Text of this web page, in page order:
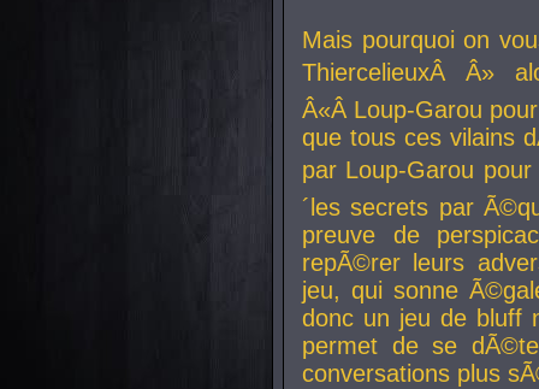
Mais pourquoi on
ThiercelieuxÂ Â»
Â«Â Loup-Garou
que tous ces vilains
par Loup-Garou
´les secrets par
preuve de
repÃ©rer leurs
jeu, qui sonne
donc un jeu de bluff
permet de se
conversations plus